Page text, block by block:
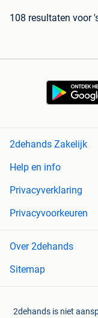
108 resultaten voor
2dehands Zakelijk
Help en info
Privacyverklaring
Privacyvoorkeuren
Over 2dehands
Sitemap
2dehands is niet